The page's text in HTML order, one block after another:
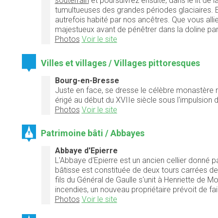
tumultueuses des grandes périodes glaciaires.
autrefois habité par nos ancêtres. Que vous
majestueux avant de pénêtrer dans la doline
Photos Voir le site
Villes et villages / Villages pittoresques
Bourg-en-Bresse
Juste en face, se dresse le célèbre
érigé au début du XVIIe siècle sous l'impulsion
Photos Voir le site
Patrimoine bâti / Abbayes
Abbaye d'Epierre
L'Abbaye d'Epierre est un ancien cellier donné
bâtisse est constituée de deux tours carrées
fils du Général de Gaulle s'unit à Henriette de
incendies, un nouveau propriétaire prévoit de
Photos Voir le site